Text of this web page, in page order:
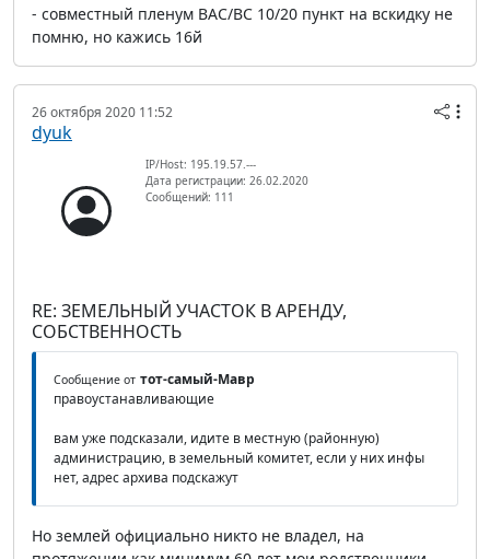
- совместный пленум ВАС/ВС 10/20 пункт на вскидку не
помню, но кажись 16й
26 октября 2020 11:52
dyuk
IP/Host: 195.19.57.---
Дата регистрации: 26.02.2020
Сообщений: 111
RE: ЗЕМЕЛЬНЫЙ УЧАСТОК В АРЕНДУ,
СОБСТВЕННОСТЬ
Сообщение от тот-самый-Мавр
правоустанавливающие
вам уже подсказали, идите в местную (районную)
администрацию, в земельный комитет, если у них инфы
нет, адрес архива подскажут
Но землей официально никто не владел, на